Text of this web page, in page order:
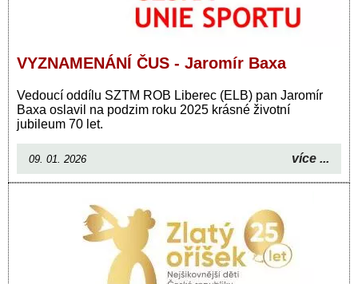
VYZNAMENÁNÍ ČUS - Jaromír Baxa
Vedoucí oddílu SZTM ROB Liberec (ELB) pan Jaromír
Baxa oslavil na podzim roku 2025 krásné životní
jubileum 70 let.
09. 01. 2026 více ...